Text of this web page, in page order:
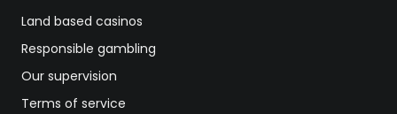
Land based casinos
Responsible gambling
Our supervision
Terms of service